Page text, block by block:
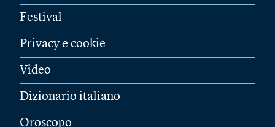
Festival
Privacy e cookie
Video
Dizionario italiano
Oroscopo